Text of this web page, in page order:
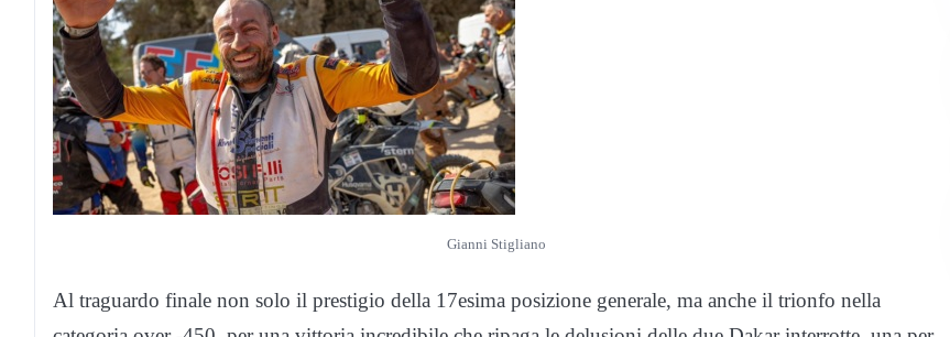
Gianni Stigliano
Al traguardo finale non solo il prestigio della 17esima posizione generale, ma anche il trionfo nella